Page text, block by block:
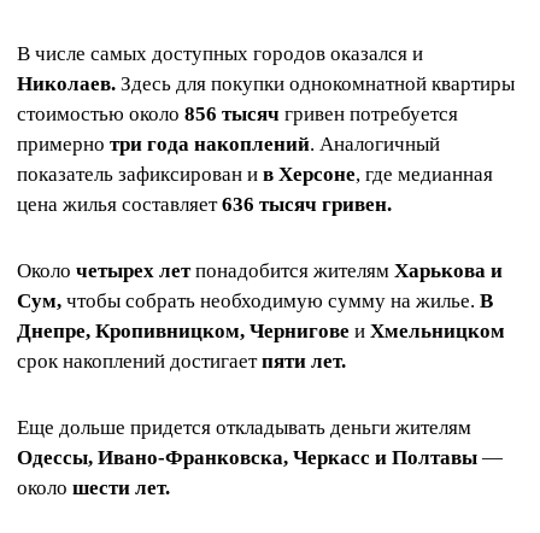
В числе самых доступных городов оказался и
Николаев. Здесь для покупки однокомнатной квартиры
стоимостью около 856 тысяч гривен потребуется
примерно три года накоплений. Аналогичный
показатель зафиксирован и в Херсоне, где медианная
цена жилья составляет636 тысяч гривен.
Около четырех летпонадобится жителям Харькова и
Сум, чтобы собрать необходимую сумму на жилье. В
Днепре, Кропивницком, Чернигове и Хмельницком
срок накоплений достигаетпяти лет.
Еще дольше придется откладывать деньги жителям
Одессы, Ивано-Франковска, Черкасс и Полтавы —
около шести лет.